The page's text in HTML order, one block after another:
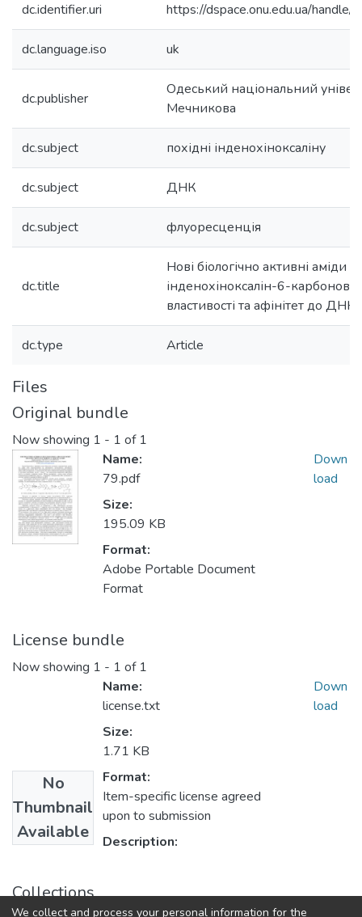
dc.identifier.uri https://dspace.onu.edu.ua/
dc.language.iso uk
dc.publisher
Одеський національний
Мечникова
dc.subject похідні інденохіноксаліну
dc.subject ДНК
dc.subject флуоресценція
dc.title
Нові біологічно активні аміди
інденохіноксалін-6-
властивості та афінітет до ДНК
dc.type Article
Files
Original bundle
Now showing 1 - 1 of 1
Name:
79.pdf
Size:
195.09 KB
Format:
Adobe Portable Document
Format
Down
load
License bundle
Now showing 1 - 1 of 1
No
Thumbnail
Available
Name:
license.txt
Size:
1.71 KB
Format:
Item-specific license agreed
upon to submission
Description:
Down
load
Collections
We collect and process your personal information for the